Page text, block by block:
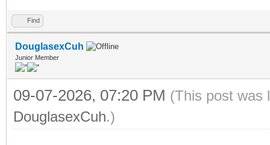
Find
DouglasexCuh
Junior Member
09-07-2026, 07:20 PM (This post was
DouglasexCuh.)